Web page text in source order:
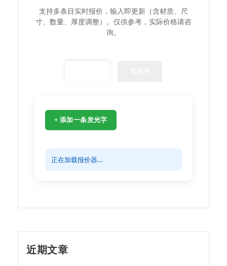
支持多条目实时报价，输入即更新（含材质、尺
寸、数量、厚度调整）。仅供参考，实际价格请咨
询。
+ 添加一条发光字
正在加载报价器…
近期文章